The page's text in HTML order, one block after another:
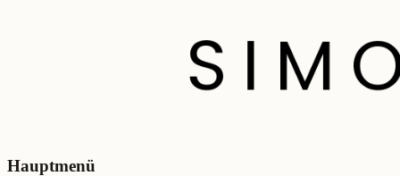
Hauptmenü